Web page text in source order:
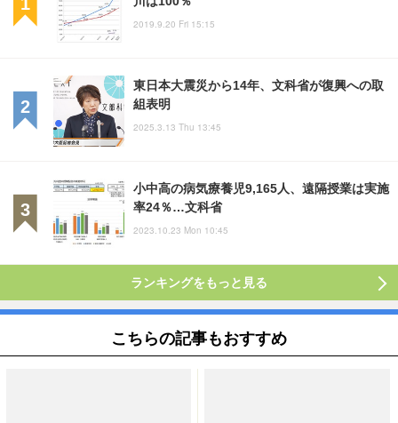
2019.9.20 Fri 15:15
東日本大震災から14年、文科省が復興への取
組表明
2025.3.13 Thu 13:45
小中高の病気療養児9,165人、遠隔授業は実施
率24％…文科省
2023.10.23 Mon 10:45
ランキングをもっと見る
こちらの記事もおすすめ